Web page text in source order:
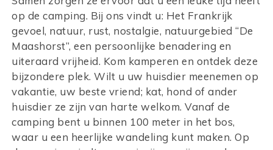
op de camping. Bij ons vindt u: Het Frankrijk
gevoel, natuur, rust, nostalgie, natuurgebied “De
Maashorst”, een persoonlijke benadering en
uiteraard vrijheid. Kom kamperen en ontdek deze
bijzondere plek. Wilt u uw huisdier meenemen op
vakantie, uw beste vriend; kat, hond of ander
huisdier ze zijn van harte welkom. Vanaf de
camping bent u binnen 100 meter in het bos,
waar u een heerlijke wandeling kunt maken. Op